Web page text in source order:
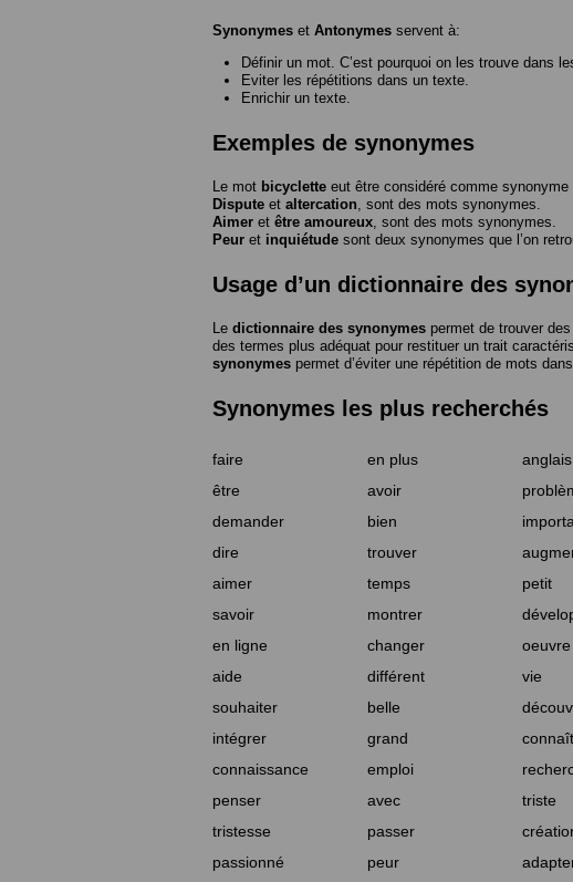
Synonymes et Antonymes servent à:
Définir un mot. C’est pourquoi on les trouve dans
Eviter les répétitions dans un texte.
Enrichir un texte.
Exemples de synonymes
Le mot bicyclette eut être considéré comme synonyme
Dispute et altercation , sont des mots synonymes.
Aimer et être amoureux , sont des mots synonymes.
Peur et inquiétude sont deux synonymes que l’on
Usage d’un dictionnaire des
Le dictionnaire des synonymes permet de trouver
des termes plus adéquat pour restituer un trait
synonymes permet d’éviter une répétition de mots
Synonymes les plus recherchés
faire en plus anglais
être
avoir
demander
bien
dire
trouver
aimer
temps petit
savoir
montrer
en ligne
changer oeuvre
aide
différent vie
souhaiter
belle
intégrer
grand
connaissance
emploi
penser
avec triste
tristesse
passer
passionné
peur